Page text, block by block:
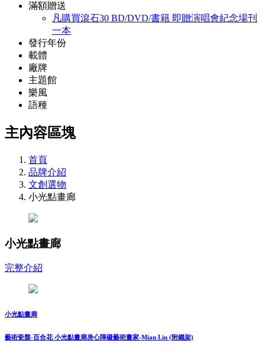
滿額贈送
凡購買滾石30 BD/DVD/書籍 即贈演唱會紀念場刊
一本
發行年份
載體
廠牌
主題館
樂風
語種
主內容區塊
首頁
品牌介紹
文創選物
小光點畫廊
小光點畫廊
完整介紹
小光點畫廊
藝術瓷盤-百合花 小光點畫廊身心障礙藝術畫家-Mian Liu (附鐵架)